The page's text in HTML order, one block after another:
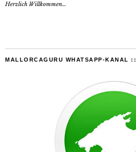
Herzlich Willkommen…
MALLORCAGURU WHATSAPP-KANAL ::